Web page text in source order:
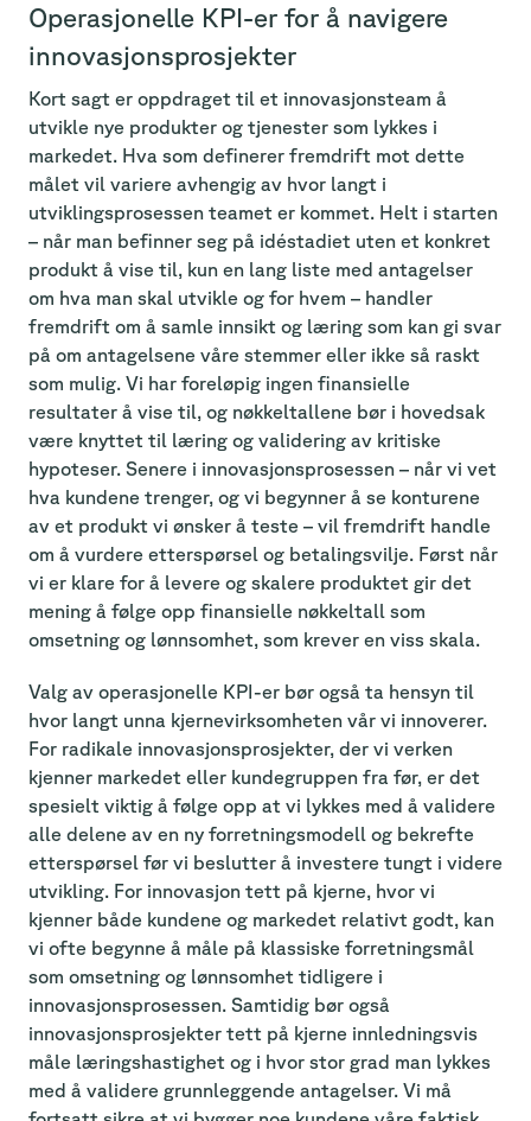
Operasjonelle KPI-er for å navigere
innovasjonsprosjekter
Kort sagt er oppdraget til et innovasjonsteam å
utvikle nye produkter og tjenester som lykkes i
markedet. Hva som definerer fremdrift mot dette
målet vil variere avhengig av hvor langt i
utviklingsprosessen teamet er kommet. Helt i starten
– når man befinner seg på idéstadiet uten et konkret
produkt å vise til, kun en lang liste med antagelser
om hva man skal utvikle og for hvem – handler
fremdrift om å samle innsikt og læring som kan gi svar
på om antagelsene våre stemmer eller ikke så raskt
som mulig. Vi har foreløpig ingen finansielle
resultater å vise til, og nøkkeltallene bør i hovedsak
være knyttet til læring og validering av kritiske
hypoteser. Senere i innovasjonsprosessen – når vi vet
hva kundene trenger, og vi begynner å se konturene
av et produkt vi ønsker å teste – vil fremdrift handle
om å vurdere etterspørsel og betalingsvilje. Først når
vi er klare for å levere og skalere produktet gir det
mening å følge opp finansielle nøkkeltall som
omsetning og lønnsomhet, som krever en viss skala.
Valg av operasjonelle KPI-er bør også ta hensyn til
hvor langt unna kjernevirksomheten vår vi innoverer.
For radikale innovasjonsprosjekter, der vi verken
kjenner markedet eller kundegruppen fra før, er det
spesielt viktig å følge opp at vi lykkes med å validere
alle delene av en ny forretningsmodell og bekrefte
etterspørsel før vi beslutter å investere tungt i videre
utvikling. For innovasjon tett på kjerne, hvor vi
kjenner både kundene og markedet relativt godt, kan
vi ofte begynne å måle på klassiske forretningsmål
som omsetning og lønnsomhet tidligere i
innovasjonsprosessen. Samtidig bør også
innovasjonsprosjekter tett på kjerne innledningsvis
måle læringshastighet og i hvor stor grad man lykkes
med å validere grunnleggende antagelser. Vi må